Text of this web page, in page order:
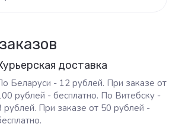
доставка
Беларуси - 12 рублей. При заказе от
рублей - бесплатно. По Витебску -
рублей. При заказе от 50 рублей -